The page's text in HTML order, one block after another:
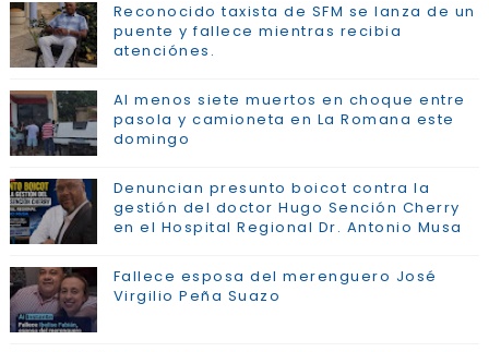
Reconocido taxista de SFM se lanza de un
puente y fallece mientras recibia
atenciónes.
Al menos siete muertos en choque entre
pasola y camioneta en La Romana este
domingo
Denuncian presunto boicot contra la
gestión del doctor Hugo Sención Cherry
en el Hospital Regional Dr. Antonio Musa
Fallece esposa del merenguero José
Virgilio Peña Suazo